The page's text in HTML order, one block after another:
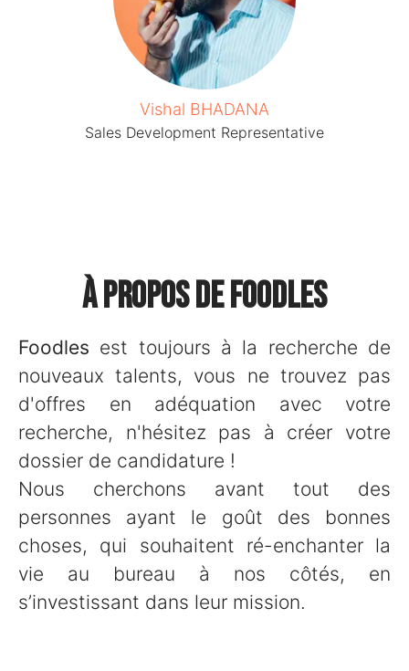
Vishal BHADANA
Sales Development Representative
À propos de Foodles
Foodles est toujours à la recherche de
nouveaux talents, vous ne trouvez pas
d'offres en adéquation avec votre
recherche, n'hésitez pas à créer votre
dossier de candidature !
Nous cherchons avant tout des
personnes ayant le goût des bonnes
choses, qui souhaitent ré-enchanter la
vie au bureau à nos côtés, en
s’investissant dans leur mission.